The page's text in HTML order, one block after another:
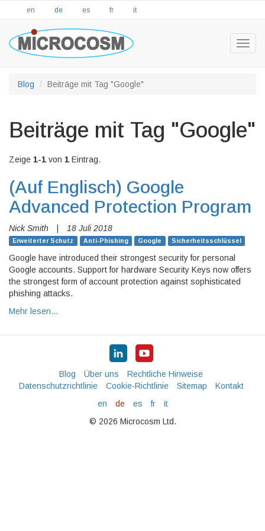
en de es fr it
Blog Beiträge mit Tag "Google"
Beiträge mit Tag "Google"
Zeige 1-1 von 1 Eintrag.
(Auf Englisch) Google
Advanced Protection Program
Nick Smith 18 Juli 2018
Erweiterter Schutz Anti-Phishing Google Sicherheitsschlüssel
Google have introduced their strongest security for personal
Google accounts. Support for hardware Security Keys now offers
the strongest form of account protection against sophisticated
phishing attacks.
Mehr lesen…
Blog Über uns
Rechtliche Hinweise
Datenschutzrichtlinie
Cookie-Richtlinie Sitemap
Kontakt
en
de es fr
it
© 2026 Microcosm Ltd.